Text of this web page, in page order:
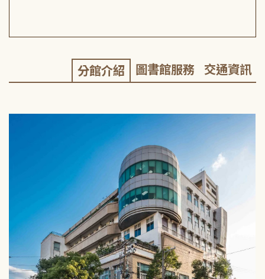
分館介紹 圖書館服務 交通資訊